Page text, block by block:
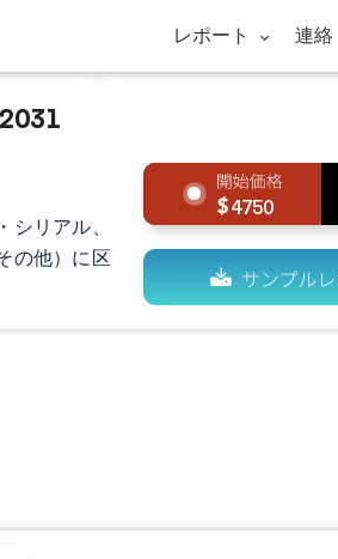
レポート 連絡
リアル、
の他）に区
4750